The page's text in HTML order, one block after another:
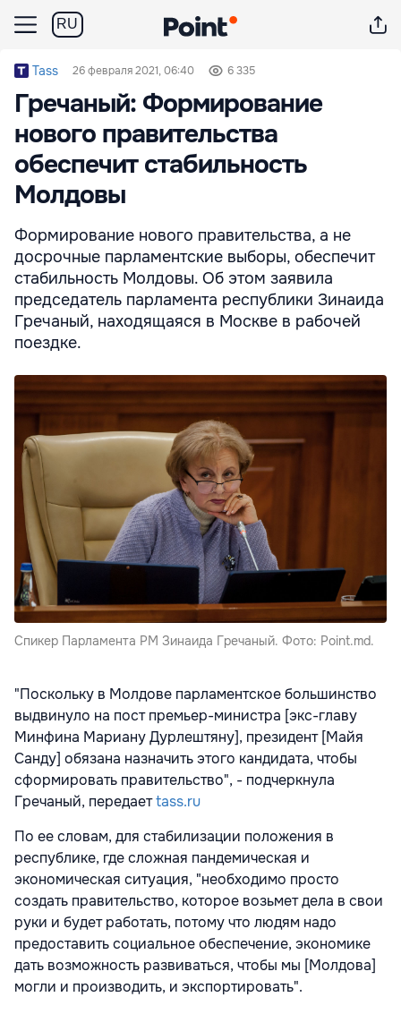
RU
Tass 26 февраля 2021, 06:40 6 335
Гречаный: Формирование
нового правительства
обеспечит стабильность
Молдовы
Формирование нового правительства, а не
досрочные парламентские выборы, обеспечит
стабильность Молдовы. Об этом заявила
председатель парламента республики Зинаида
Гречаный, находящаяся в Москве в рабочей
поездке.
Спикер Парламента РМ Зинаида Гречаный. Фото: Point.md.
"Поскольку в Молдове парламентское большинство
выдвинуло на пост премьер-министра [экс-главу
Минфина Мариану Дурлештяну], президент [Майя
Санду] обязана назначить этого кандидата, чтобы
сформировать правительство", - подчеркнула
Гречаный, передаетtass.ru
По ее словам, для стабилизации положения в
республике, где сложная пандемическая и
экономическая ситуация, "необходимо просто
создать правительство, которое возьмет дела в свои
руки и будет работать, потому что людям надо
предоставить социальное обеспечение, экономике
дать возможность развиваться, чтобы мы [Молдова]
могли и производить, и экспортировать".